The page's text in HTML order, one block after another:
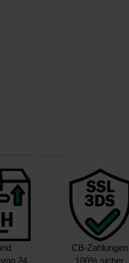
24
CB-Zahlungen
100% sicher